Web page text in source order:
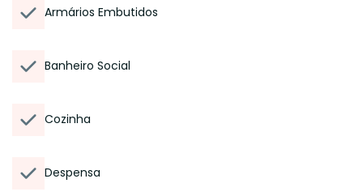
Armários Embutidos
Banheiro Social
Cozinha
Despensa